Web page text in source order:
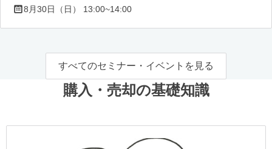
8月30日（日） 13:00~14:00
すべてのセミナー・イベントを見る
購入・売却の基礎知識